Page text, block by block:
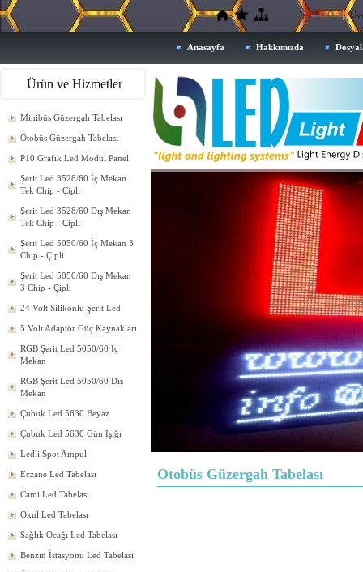
Üye Ol
Anasayfa Hakkımızda
Ürün ve Hizmetler
Minibüs Güzergah Tabelası
Otobüs Güzergah Tabelası
P10 Grafik Led Modül Panel
Şerit Led 3528/60 İç Mekan
Tek Chip - Çipli
Şerit Led 3528/60 Dış Mekan
Tek Chip - Çipli
Şerit Led 5050/60 İç Mekan 3
Chip - Çipli
Şerit Led 5050/60 Dış Mekan
3 Chip - Çipli
24 Volt Silikonlu Şerit Led
5 Volt Adaptör Güç Kaynakları
RGB Şerit Led 5050/60 İç
Mekan
RGB Şerit Led 5050/60 Dış
Mekan
Çubuk Led 5630 Beyaz
Çubuk Led 5630 Gün Işığı
Ledli Spot Ampul
Eczane Led Tabelası
Cami Led Tabelası
Okul Led Tabelası
Sağlık Ocağı Led Tabelası
Benzin İstasyonu Led Tabelası
Otobüs Güzergah Tabelası